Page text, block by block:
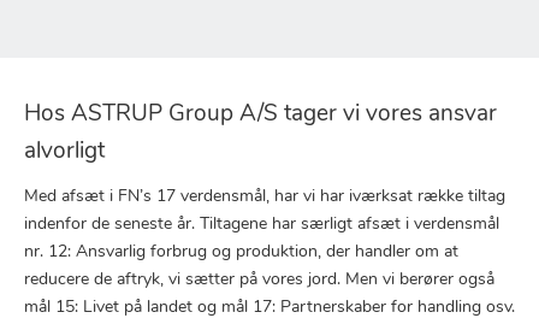
Hos ASTRUP Group A/S tager vi vores ansvar
alvorligt
Med afsæt i FN’s 17 verdensmål, har vi har iværksat række tiltag
indenfor de seneste år. Tiltagene har særligt afsæt i verdensmål
nr. 12: Ansvarlig forbrug og produktion, der handler om at
reducere de aftryk, vi sætter på vores jord. Men vi berører også
mål 15: Livet på landet og mål 17: Partnerskaber for handling osv.